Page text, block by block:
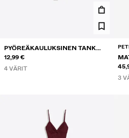
PYÖREÄKAULUKSINEN TANK
BODY
12,99 €
4 VÄRIT
3